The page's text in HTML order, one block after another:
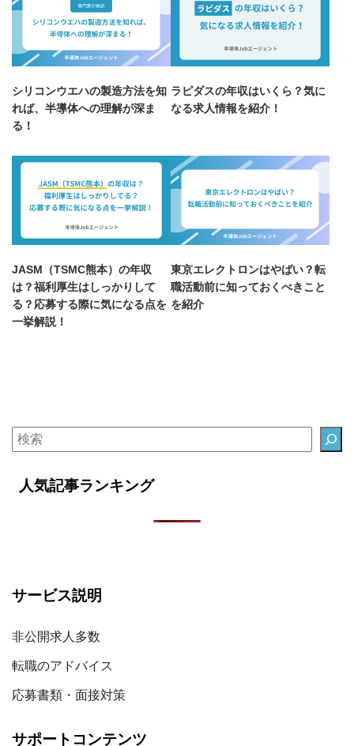
シリコンウエハの製造方法を知
れば、半導体への理解が深ま
る！
ラピダスの年収はいくら？気に
なる求人情報を紹介！
JASM（TSMC熊本）の年収
は？福利厚生はしっかりして
る？応募する際に気になる点を
一挙解説！
東京エレクトロンはやばい？転
職活動前に知っておくべきこと
を紹介
人気記事ランキング
サービス説明
非公開求人多数
転職のアドバイス
応募書類・面接対策
サポートコンテンツ